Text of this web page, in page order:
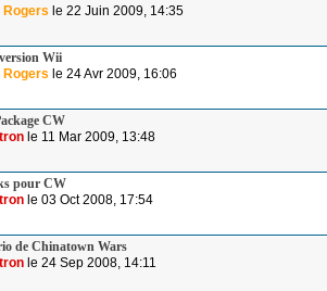
le 22 Juin 2009, 14:35
Wii
le 24 Avr 2009, 16:06
CW
le 11 Mar 2009, 13:48
pour CW
le 03 Oct 2008, 17:54
de Chinatown Wars
le 24 Sep 2008, 14:11